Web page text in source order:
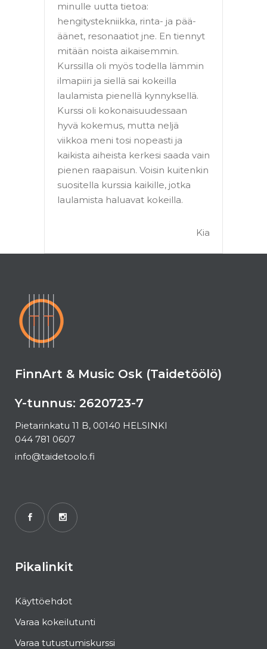
minulle uutta tietoa:
hengitystekniikka, rinta- ja pää-
äänet, resonaatiot jne. En tiennyt
mitään noista aikaisemmin.
Kurssilla oli myös todella lämmin
ilmapiiri ja siellä sai kokeilla
laulamista pienellä kynnyksellä.
Kurssi oli kokonaisuudessaan
hyvä kokemus, mutta neljä
viikkoa meni tosi nopeasti ja
kaikista aiheista kerkesi saada vain
pienen raapaisun. Voisin kuitenkin
suositella kurssia kaikille, jotka
laulamista haluavat kokeilla.
Kia
FinnArt & Music Osk (Taidetöölö)
Y-tunnus: 2620723-7
Pietarinkatu 11 B, 00140 HELSINKI
044 781 0607
info@taidetoolo.fi
Pikalinkit
Käyttöehdot
Varaa kokeilutunti
Varaa tutustumiskurssi